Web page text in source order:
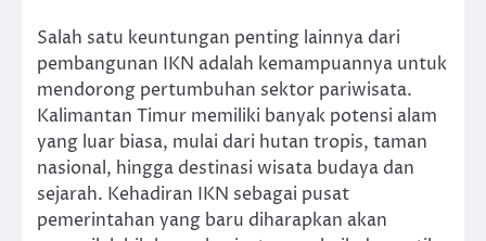
Salah satu keuntungan penting lainnya dari
pembangunan IKN adalah kemampuannya untuk
mendorong pertumbuhan sektor pariwisata.
Kalimantan Timur memiliki banyak potensi alam
yang luar biasa, mulai dari hutan tropis, taman
nasional, hingga destinasi wisata budaya dan
sejarah. Kehadiran IKN sebagai pusat
pemerintahan yang baru diharapkan akan